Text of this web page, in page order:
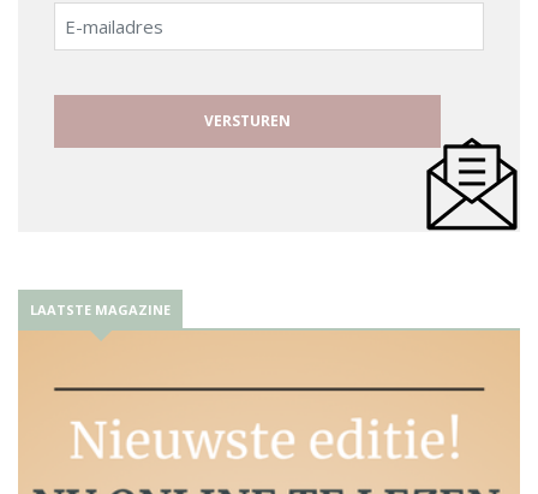
E-
mailadres
LAATSTE MAGAZINE